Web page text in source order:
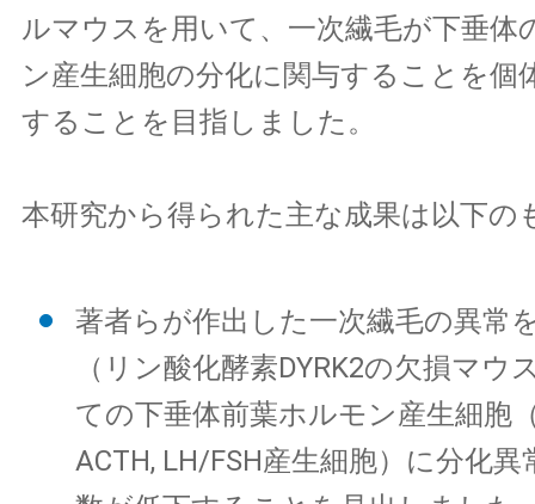
ルマウスを用いて、一次繊毛が下垂体
ン産生細胞の分化に関与することを個
することを目指しました。
本研究から得られた主な成果は以下の
著者らが作出した一次繊毛の異常
（リン酸化酵素DYRK2の欠損マウ
ての下垂体前葉ホルモン産生細胞（
ACTH, LH/FSH産生細胞）に分化